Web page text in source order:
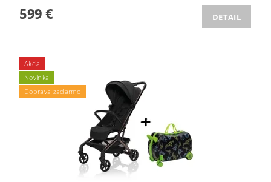
599 € DETAIL
Akcia
Novinka
Doprava zadarmo